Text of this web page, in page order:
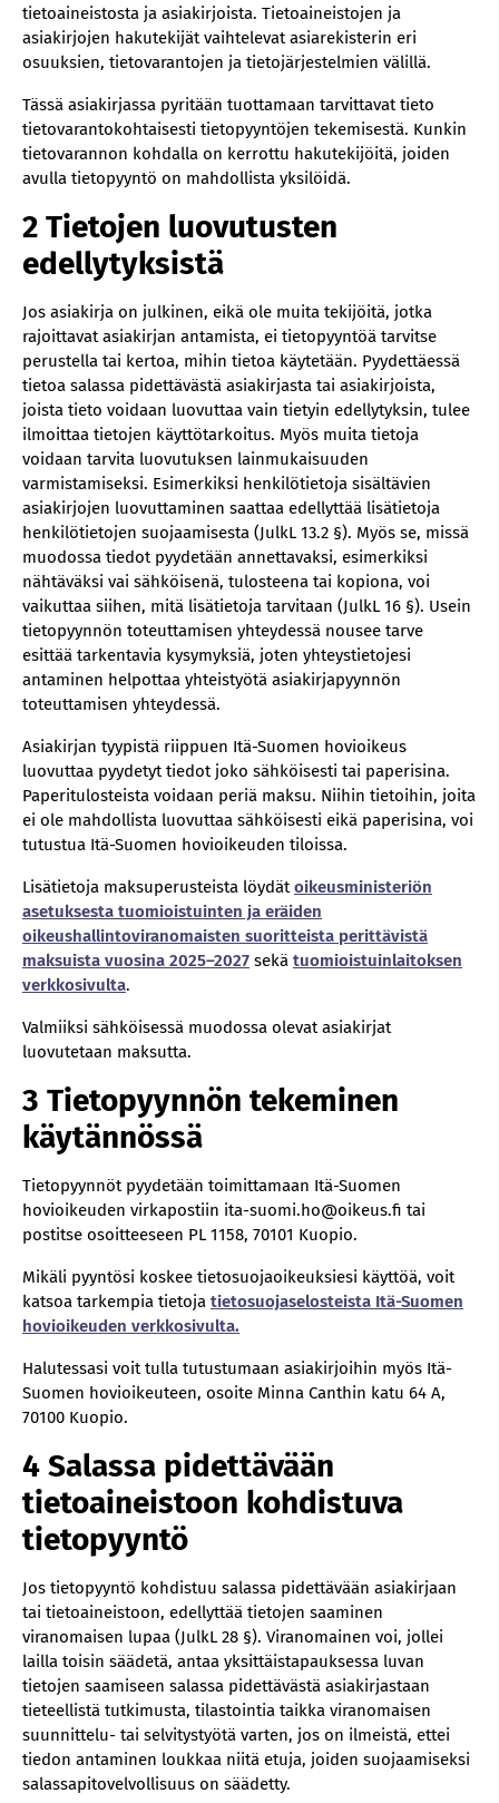
tietoaineistosta ja asiakirjoista. Tietoaineistojen ja
asiakirjojen hakutekijät vaihtelevat asiarekisterin eri
osuuksien, tietovarantojen ja tietojärjestelmien välillä.
Tässä asiakirjassa pyritään tuottamaan tarvittavat tieto
tietovarantokohtaisesti tietopyyntöjen tekemisestä. Kunkin
tietovarannon kohdalla on kerrottu hakutekijöitä, joiden
avulla tietopyyntö on mahdollista yksilöidä.
2 Tietojen luovutusten
edellytyksistä
‍Jos asiakirja on julkinen, eikä ole muita tekijöitä, jotka
rajoittavat asiakirjan antamista, ei tietopyyntöä tarvitse
perustella tai kertoa, mihin tietoa käytetään. Pyydettäessä
tietoa salassa pidettävästä asiakirjasta tai asiakirjoista,
joista tieto voidaan luovuttaa vain tietyin edellytyksin, tulee
ilmoittaa tietojen käyttötarkoitus. Myös muita tietoja
voidaan tarvita luovutuksen lainmukaisuuden
varmistamiseksi. Esimerkiksi henkilötietoja sisältävien
asiakirjojen luovuttaminen saattaa edellyttää lisätietoja
henkilötietojen suojaamisesta (JulkL 13.2 §). Myös se, missä
muodossa tiedot pyydetään annettavaksi, esimerkiksi
nähtäväksi vai sähköisenä, tulosteena tai kopiona, voi
vaikuttaa siihen, mitä lisätietoja tarvitaan (JulkL 16 §). Usein
tietopyynnön toteuttamisen yhteydessä nousee tarve
esittää tarkentavia kysymyksiä, joten yhteystietojesi
antaminen helpottaa yhteistyötä asiakirjapyynnön
toteuttamisen yhteydessä.
Asiakirjan tyypistä riippuen Itä-Suomen hovioikeus
luovuttaa pyydetyt tiedot joko sähköisesti tai paperisina.
Paperitulosteista voidaan periä maksu. Niihin tietoihin, joita
ei ole mahdollista luovuttaa sähköisesti eikä paperisina, voi
tutustua Itä-Suomen hovioikeuden tiloissa.
Lisätietoja maksuperusteista löydätoikeusministeriön
asetuksesta tuomioistuinten ja eräiden
oikeushallintoviranomaisten suoritteista perittävistä
maksuista vuosina 2025–2027 sekä tuomioistuinlaitoksen
verkkosivulta.
Valmiiksi sähköisessä muodossa olevat asiakirjat
luovutetaan maksutta.
3 Tietopyynnön tekeminen
käytännössä
Tietopyynnöt pyydetään toimittamaan Itä-Suomen
hovioikeuden virkapostiin ita-suomi.ho@oikeus.fi tai
postitse osoitteeseen PL 1158, 70101 Kuopio.
Mikäli pyyntösi koskee tietosuojaoikeuksiesi käyttöä, voit
katsoa tarkempia tietoja tietosuojaselosteista Itä-Suomen
hovioikeuden verkkosivulta.
Halutessasi voit tulla tutustumaan asiakirjoihin myös Itä-
Suomen hovioikeuteen, osoite Minna Canthin katu 64 A,
70100 Kuopio.
4 Salassa pidettävään
tietoaineistoon kohdistuva
tietopyyntö
Jos tietopyyntö kohdistuu salassa pidettävään asiakirjaan
tai tietoaineistoon, edellyttää tietojen saaminen
viranomaisen lupaa (JulkL 28 §). Viranomainen voi, jollei
lailla toisin säädetä, antaa yksittäistapauksessa luvan
tietojen saamiseen salassa pidettävästä asiakirjastaan
tieteellistä tutkimusta, tilastointia taikka viranomaisen
suunnittelu- tai selvitystyötä varten, jos on ilmeistä, ettei
tiedon antaminen loukkaa niitä etuja, joiden suojaamiseksi
salassapitovelvollisuus on säädetty.